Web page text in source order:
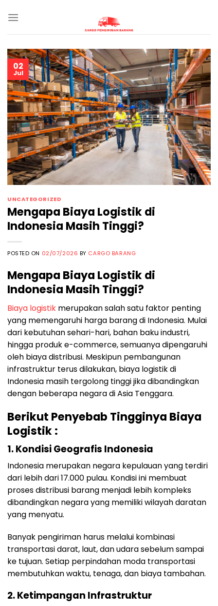
02
Jul
UNCATEGORIZED
Mengapa Biaya Logistik di
Indonesia Masih Tinggi?
POSTED ON 02/07/2026 BY CARGO BARANG
Mengapa Biaya Logistik di
Indonesia Masih Tinggi?
Biaya logistik merupakan salah satu faktor penting
yang memengaruhi harga barang di Indonesia. Mulai
dari kebutuhan sehari-hari, bahan baku industri,
hingga produk e-commerce, semuanya dipengaruhi
oleh biaya distribusi. Meskipun pembangunan
infrastruktur terus dilakukan, biaya logistik di
Indonesia masih tergolong tinggi jika dibandingkan
dengan beberapa negara di Asia Tenggara.
Berikut Penyebab Tingginya Biaya
Logistik :
1. Kondisi Geografis Indonesia
Indonesia merupakan negara kepulauan yang terdiri
dari lebih dari 17.000 pulau. Kondisi ini membuat
proses distribusi barang menjadi lebih kompleks
dibandingkan negara yang memiliki wilayah daratan
yang menyatu.
Banyak pengiriman harus melalui kombinasi
transportasi darat, laut, dan udara sebelum sampai
ke tujuan. Setiap perpindahan moda transportasi
membutuhkan waktu, tenaga, dan biaya tambahan.
2. Ketimpangan Infrastruktur